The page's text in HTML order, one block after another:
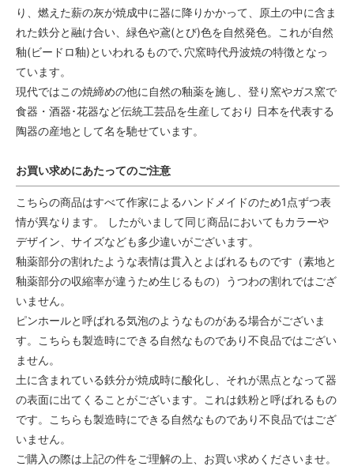
り、燃えた薪の灰が焼成中に器に降りかかって、原土の中に含ま
れた鉄分と融け合い、緑色や鳶(とび)色を自然発色。これが自然
釉(ビードロ釉)といわれるもので､穴窯時代丹波焼の特徴となっ
ています。
現代ではこの焼締めの他に自然の釉薬を施し、登り窯やガス窯で
食器・酒器･花器など伝統工芸品を生産しており 日本を代表する
陶器の産地として名を馳せています。
お買い求めにあたってのご注意
こちらの商品はすべて作家によるハンドメイドのため1点ずつ表
情が異なります。 したがいまして同じ商品においてもカラーや
デザイン、サイズなども多少違いがございます。
釉薬部分の割れたような表情は貫入とよばれるものです（素地と
釉薬部分の収縮率が違うため生じるもの）うつわの割れではござ
いません。
ピンホールと呼ばれる気泡のようなものがある場合がございま
す。こちらも製造時にできる自然なものであり不良品ではござい
ません。
土に含まれている鉄分が焼成時に酸化し、それが黒点となって器
の表面に出てくることがございます。これは鉄粉と呼ばれるもの
です。こちらも製造時にできる自然なものであり不良品ではござ
いません。
ご購入の際は上記の件をご理解の上、お買い求めくださいませ。